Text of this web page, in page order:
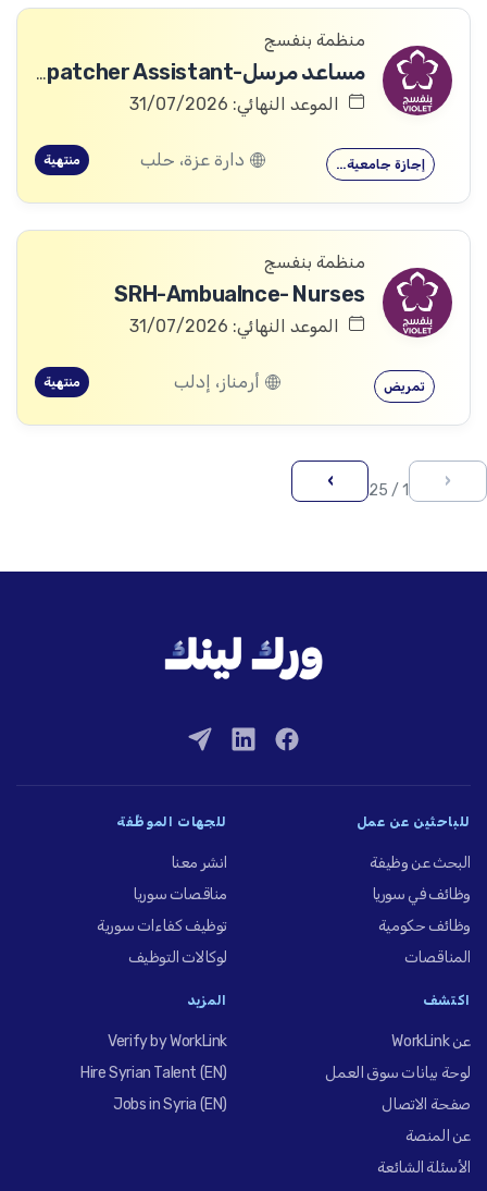
منظمة بنفسج
مساعد مرسل-Dispatcher Assistant
الموعد النهائي: 31/07/2026
إجازة جامعية… دارة عزة، حلب منتهية
منظمة بنفسج
SRH-Ambualnce- Nurses
الموعد النهائي: 31/07/2026
تمريض أرمناز، إدلب منتهية
‹
1 / 25
›
للباحثين عن عمل
البحث عن وظيفة
وظائف في سوريا
وظائف حكومية
المناقصات
للجهات الموظِّفة
انشر معنا
مناقصات سوريا
توظيف كفاءات سورية
لوكالات التوظيف
اكتشف
عن WorkLink
لوحة بيانات سوق العمل
صفحة الاتصال
عن المنصة
الأسئلة الشائعة
المزيد
Verify by WorkLink
Hire Syrian Talent (EN)
Jobs in Syria (EN)